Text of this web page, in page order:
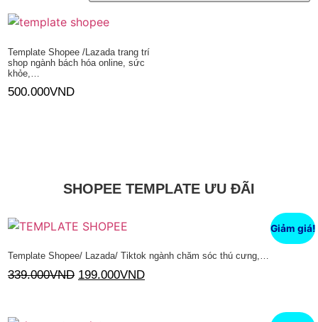
Template Shopee /Lazada trang trí
shop ngành bách hóa online, sức
khỏe,…
500.000VND
SHOPEE TEMPLATE ƯU ĐÃI
Giảm giá!
Template Shopee/ Lazada/ Tiktok ngành chăm sóc thú cưng,…
339.000VND 199.000VND